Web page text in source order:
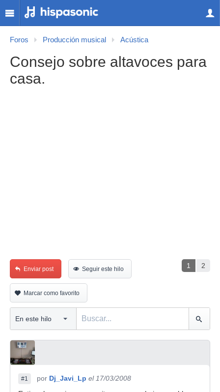
Foros Producción musical Acústica
Consejo sobre altavoces para
casa.
1 2
Enviar post Seguir este hilo
Marcar como favorito
#1 por Dj_Javi_Lp el 17/03/2008